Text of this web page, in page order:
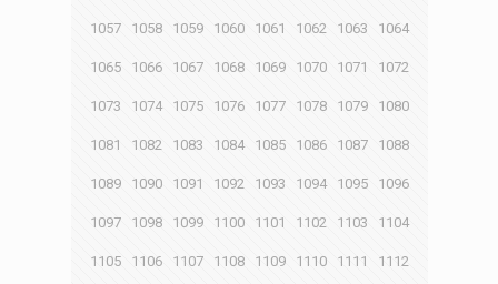
1057 1058 1059 1060 1061 1062 1063 1064
1065 1066 1067 1068 1069 1070 1071 1072
1073 1074 1075 1076 1077 1078 1079 1080
1081 1082 1083 1084 1085 1086 1087 1088
1089 1090 1091 1092 1093 1094 1095 1096
1097 1098 1099 1100 1101 1102 1103 1104
1105 1106 1107 1108 1109 1110 1111 1112